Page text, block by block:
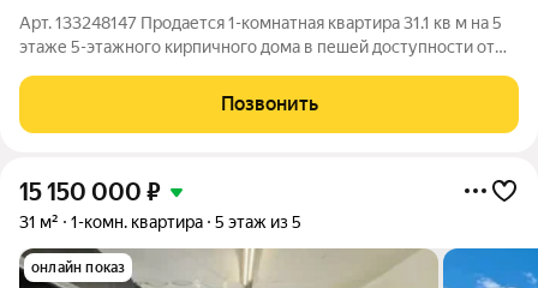
Арт. 133248147 Продается 1-комнатная квартира 31.1 кв м на 5
этаже 5-этажного кирпичного дома в пешей доступности от
санузел совмещенный, балкон. Газовая колонка. Квартира
требует ремонта.
Позвонить
15 150 000 ₽
31 м² 1-комн. квартира 5 этаж из 5
онлайн показ